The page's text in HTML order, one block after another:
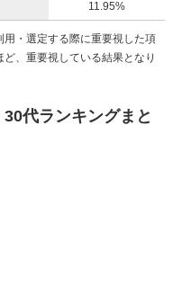
11.95%
・選定する際に重要視した項
、重要視している結果となり
代ランキングまと